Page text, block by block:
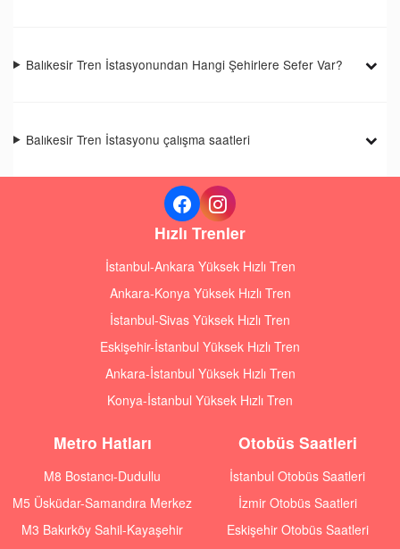
Balıkesir Tren İstasyonundan Hangi Şehirlere Sefer Var?
Balıkesir Tren İstasyonu çalışma saatleri
Hızlı Trenler
İstanbul-Ankara Yüksek Hızlı Tren
Ankara-Konya Yüksek Hızlı Tren
İstanbul-Sivas Yüksek Hızlı Tren
Eskişehir-İstanbul Yüksek Hızlı Tren
Ankara-İstanbul Yüksek Hızlı Tren
Konya-İstanbul Yüksek Hızlı Tren
Metro Hatları
M8 Bostancı-Dudullu
M5 Üsküdar-Samandıra Merkez
M3 Bakırköy Sahil-Kayaşehir
Otobüs Saatleri
İstanbul Otobüs Saatleri
İzmir Otobüs Saatleri
Eskişehir Otobüs Saatleri